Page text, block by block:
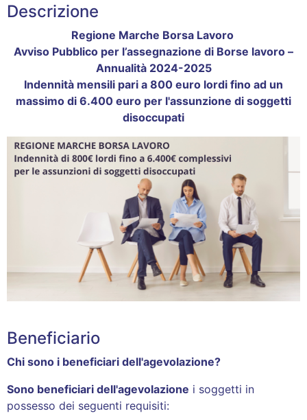
Descrizione
Regione Marche Borsa Lavoro
Avviso Pubblico per l’assegnazione di Borse lavoro –
Annualità 2024-2025
Indennità mensili pari a 800 euro lordi fino ad un
massimo di 6.400 euro per l'assunzione di soggetti
disoccupati
Beneficiario
Chi sono i beneficiari dell'agevolazione?
Sono beneficiari dell'agevolazione i soggetti in
possesso dei seguenti requisiti: